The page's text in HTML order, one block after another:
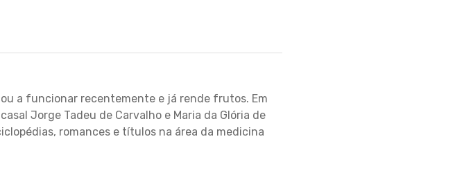
a funcionar recentemente e já rende frutos. Em
Jorge Tadeu de Carvalho e Maria da Glória de
romances e títulos na área da medicina